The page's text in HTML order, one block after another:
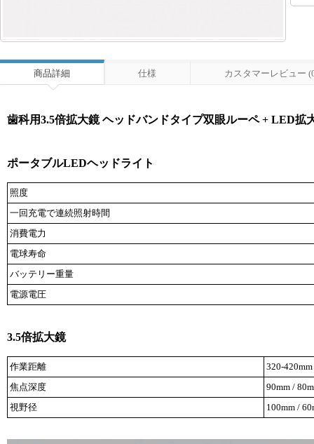
商品詳細 仕様 カスタマーレビュー
歯科用3.5倍拡大鏡 ヘッドバンドタイプ双眼ルーペ + LED拡
ポータブルLEDヘッドライト
照度
一回充電で連続照射時間
消費電力
電球寿命
バッテリー重量
電源電圧
3.5倍拡大鏡
作業距離
320-420mm
焦点深度
90mm /
視野径
100mm /